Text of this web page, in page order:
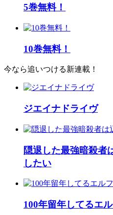
5巻無料！
10巻無料！
今なら追いつける新連載！
ジエイナドライヴ
隠退した最強暗殺者
したい
100年留年してるエ